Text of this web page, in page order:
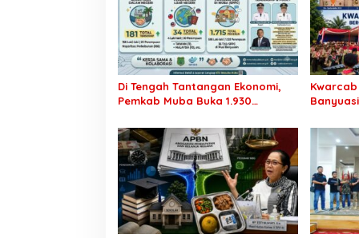
p
o
s
Di Tengah Tantangan Ekonomi,
Pemkab Muba Buka 1.930
Garuda
Siap